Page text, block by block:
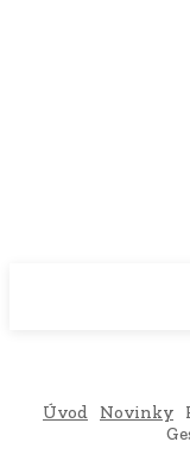
Úvod Novinky